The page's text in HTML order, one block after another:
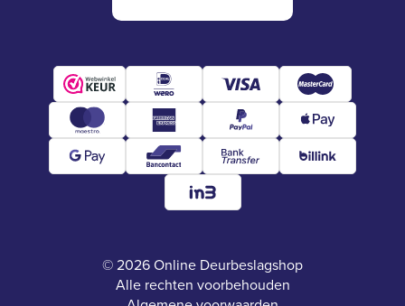
© 2026 Online Deurbeslagshop
Alle rechten voorbehouden